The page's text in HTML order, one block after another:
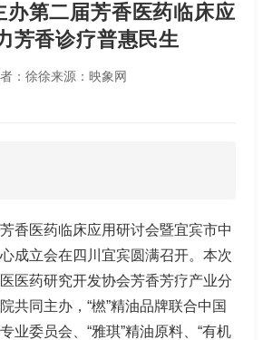
办第二届芳香医药临床应
芳香诊疗普惠民生
：徐徐来源：映象网
医药临床应用研讨会暨宜宾市中
成立会在四川宜宾圆满召开。本次
医药研究开发协会芳香芳疗产业分
共同主办，“橪”精油品牌联合中国
业委员会、“雅琪”精油原料、“有机